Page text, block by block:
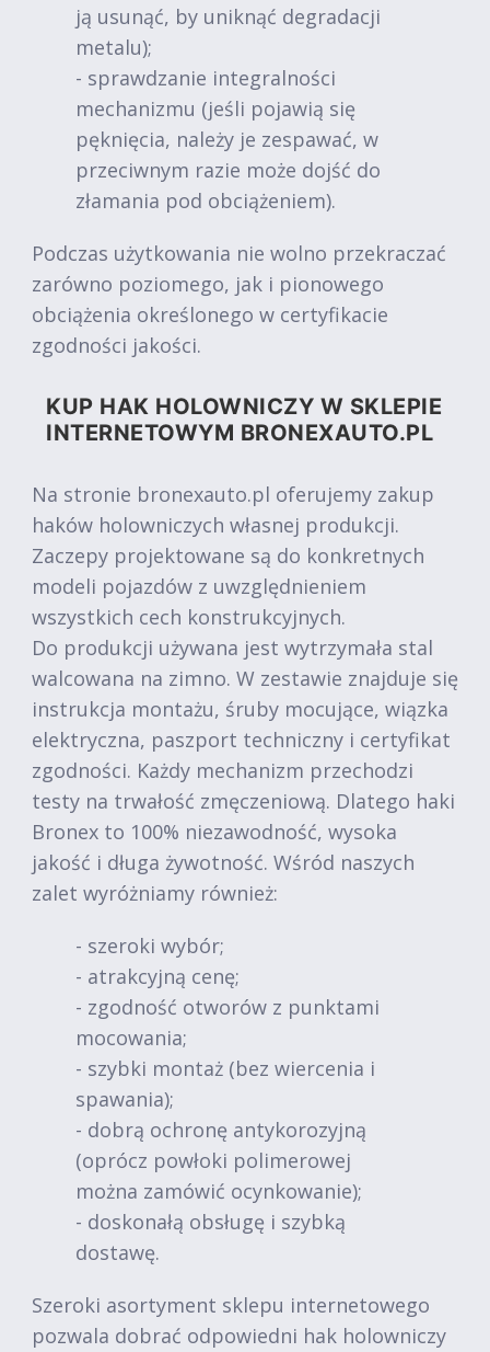
ją usunąć, by uniknąć degradacji
metalu);
- sprawdzanie integralności
mechanizmu (jeśli pojawią się
pęknięcia, należy je zespawać, w
przeciwnym razie może dojść do
złamania pod obciążeniem).
Podczas użytkowania nie wolno przekraczać
zarówno poziomego, jak i pionowego
obciążenia określonego w certyfikacie
zgodności jakości.
KUP HAK HOLOWNICZY W SKLEPIE
INTERNETOWYM BRONEXAUTO.PL
Na stronie bronexauto.pl oferujemy zakup
haków holowniczych własnej produkcji.
Zaczepy projektowane są do konkretnych
modeli pojazdów z uwzględnieniem
wszystkich cech konstrukcyjnych.
Do produkcji używana jest wytrzymała stal
walcowana na zimno. W zestawie znajduje się
instrukcja montażu, śruby mocujące, wiązka
elektryczna, paszport techniczny i certyfikat
zgodności. Każdy mechanizm przechodzi
testy na trwałość zmęczeniową. Dlatego haki
Bronex to 100% niezawodność, wysoka
jakość i długa żywotność. Wśród naszych
zalet wyróżniamy również:
- szeroki wybór;
- atrakcyjną cenę;
- zgodność otworów z punktami
mocowania;
- szybki montaż (bez wiercenia i
spawania);
- dobrą ochronę antykorozyjną
(oprócz powłoki polimerowej
można zamówić ocynkowanie);
- doskonałą obsługę i szybką
dostawę.
Szeroki asortyment sklepu internetowego
pozwala dobrać odpowiedni hak holowniczy